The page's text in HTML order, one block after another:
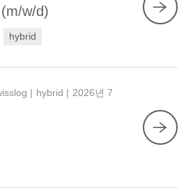
w/d)
hybrid
hybrid
2026년 7